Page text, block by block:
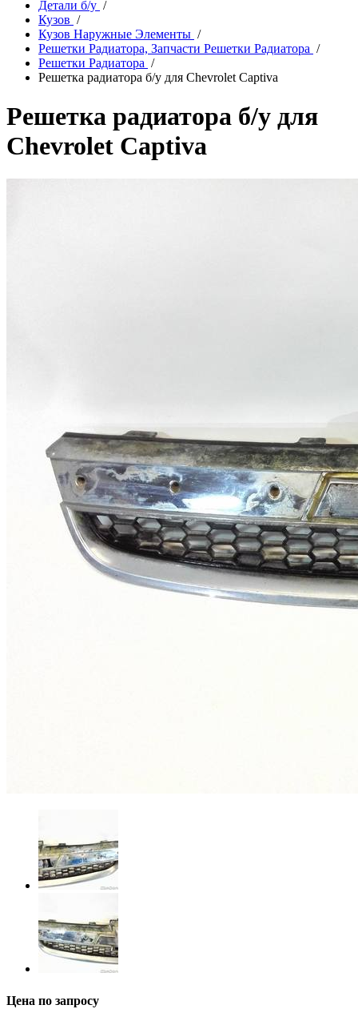
Детали б/у /
Кузов /
Кузов Наружные Элементы /
Решетки Радиатора, Запчасти Решетки Радиатора /
Решетки Радиатора /
Решетка радиатора б/у для Chevrolet Captiva
Решетка радиатора б/у для
Chevrolet Captiva
Цена по запросу